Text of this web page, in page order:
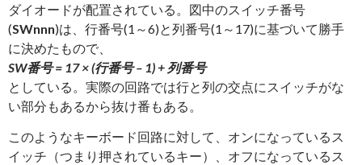
ダイオードが配置されている。図中のスイッチ番号
(SWnnn)は、行番号(1～6)と列番号(1～17)に基づいて勝手
に決めたもので、
SW番号 = 17 × (行番号 – 1) + 列番号
としている。実際の回路では行と列の交点にスイッチがな
い部分もあるから抜け番もある。
このようなキーボード回路に対して、オンになっているス
イッチ（つまり押されているキー）、オフになっているス